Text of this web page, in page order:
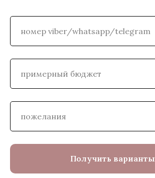
Получить варианты